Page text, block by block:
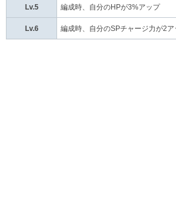
Lv.5 編成時、自分のHPが3%アップ
Lv.6 編成時、自分のSPチャージ力が2ア